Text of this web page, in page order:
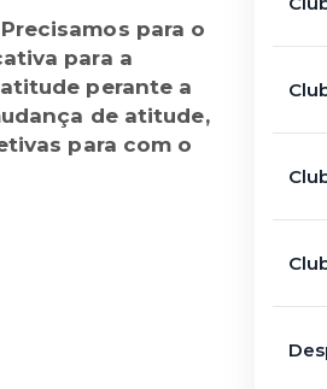
para o
para a
perante a
de atitude,
para com o